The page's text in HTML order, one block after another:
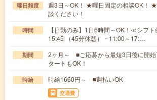
曜日頻度
週3日～OK！ ★曜日固定の相談OK！
談ください！
時間
【日勤のみ】1日6時間～OK！≪シフ
15:45 （45分休憩）・11:00～17:…
期間
2ヶ月～ ■ご応募から最短3日後に開
タートもOK！
時給 時給1660円～ ■週払いOK
交通費